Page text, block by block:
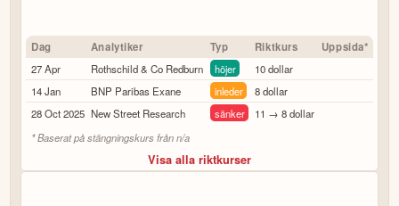
För- & efterhandel på utvalda börser – ligg steget före
Handla riktig krypto– över 100 olika att välja på
Bonus: Upp till3,55 % årlig räntapå oinvesterat kapital
Köp eller blanka Snap Inc
7 enkla steg – så här kommer du igång
Besök hemsidanför att läsa mer och klicka sedan på
Dag Analytiker Typ Riktkurs Uppsida*
27 Apr Rothschild & Co Redburn höjer
10 dollar
14 Jan
BNP Paribas Exane inleder
8 dollar
28 Oct 2025 New Street Research sänker
11 → 8 dollar
* Baserat på stängningskurs frånn/a
Visa alla riktkurser